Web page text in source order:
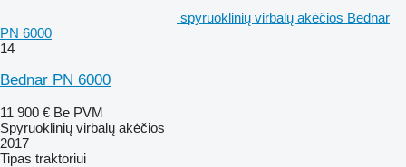
spyruoklinių virbalų akėčios Bednar
PN 6000
14
Bednar PN 6000
11 900 € Be PVM
Spyruoklinių virbalų akėčios
2017
Tipas traktoriui